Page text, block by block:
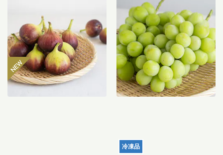
ームのいちじく 12個入り
（特栽相当）
送料込 3,850円
【産地直送】やまなし笛吹
のシャインマスカット
1.2kg（特栽相当）
送料込 6,580円
冷凍品